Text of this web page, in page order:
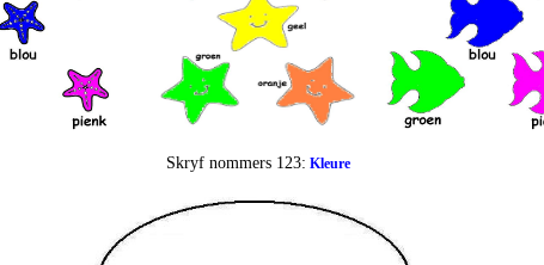
Skryf nommers 123: Kleure